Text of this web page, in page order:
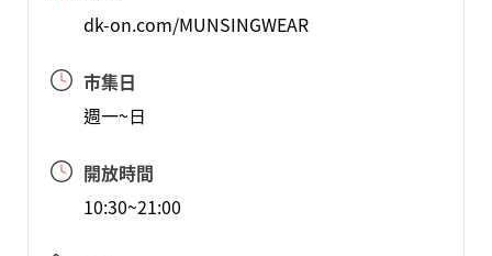
dk-on.com/MUNSINGWEAR
市集日
週一~日
開放時間
10:30~21:00